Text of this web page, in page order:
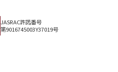
JASRAC許諾番号
第9016745003Y37019号